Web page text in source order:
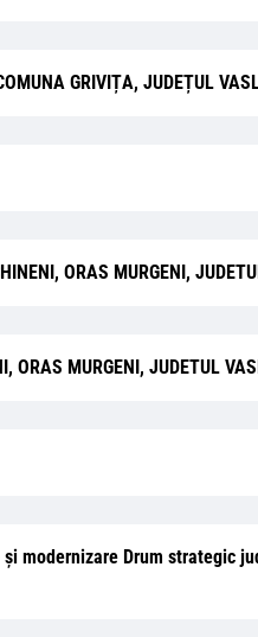
GRIVIȚA, JUDEȚUL
ORAS MURGENI,
MURGENI, JUDETUL
modernizare Drum strategic